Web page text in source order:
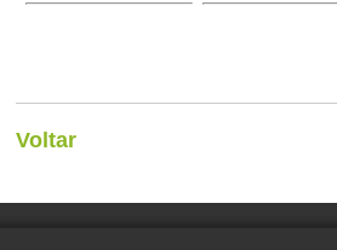
Voltar